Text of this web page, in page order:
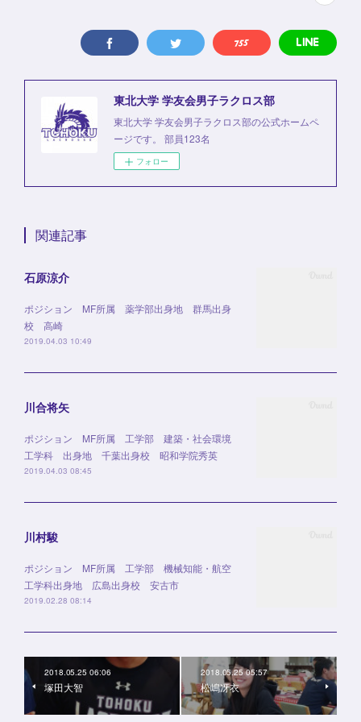
東北大学 学友会男子ラクロス部
東北大学 学友会男子ラクロス部の公式ホームペ
ージです。 部員123名
フォロー
関連記事
石原涼介
ポジション MF所属 薬学部出身地 群馬出身
校 高崎
2019.04.03 10:49
川合将矢
ポジション MF所属 工学部 建築・社会環境
工学科 出身地 千葉出身校 昭和学院秀英
2019.04.03 08:45
川村駿
ポジション MF所属 工学部 機械知能・航空
工学科出身地 広島出身校 安古市
2019.02.28 08:14
2018.05.25 06:06
塚田大智
2018.05.25 05:57
松嶋冴衣